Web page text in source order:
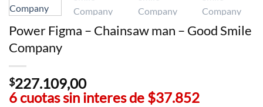
Power Figma – Chainsaw man – Good Smile
Company
$227.109,00
6 cuotas sin interes de $37.852